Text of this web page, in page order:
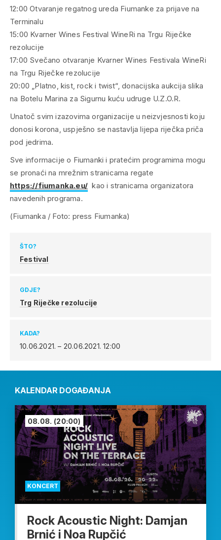
12:00 Otvaranje regatnog ureda Fiumanke za prijave na
Terminalu
15:00 Kvarner Wines Festival WineRi na Trgu Riječke
rezolucije
17:00 Svečano otvaranje Kvarner Wines Festivala WineRi
na Trgu Riječke rezolucije
20:00 „Platno, kist, rock i twist“, donacijska aukcija slika
na Botelu Marina za Sigurnu kuću udruge U.Z.O.R.
Unatoč svim izazovima organizacije u neizvjesnosti koju
donosi korona, uspješno se nastavlja lijepa riječka priča
pod jedrima.
Sve informacije o Fiumanki i pratećim programima mogu
se pronaći na mrežnim stranicama regate
https://fiumanka.eu/ kao i stranicama organizatora
navedenih programa.
(Fiumanka / Foto: press Fiumanka)
ŠTO?
Festival
GDJE?
Trg Riječke rezolucije
KADA?
10.06.2021. – 20.06.2021. 12:00
KALENDAR DOGAĐANJA
KONCERT
08.08. (20:00)
Rock Acoustic Night: Damjan
Brnić i Noa Rupčić